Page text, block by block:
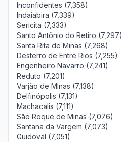
Inconfidentes (7,358)
Indaiabira (7,339)
Sericita (7,333)
Santo Antônio do Retiro (7,297)
Santa Rita de Minas (7,268)
Desterro de Entre Rios (7,255)
Engenheiro Navarro (7,241)
Reduto (7,201)
Varjão de MInas (7,138)
Delfinópolis (7,131)
Machacalis (7,111)
São Roque de Minas (7,076)
Santana da Vargem (7,073)
Guidoval (7,051)